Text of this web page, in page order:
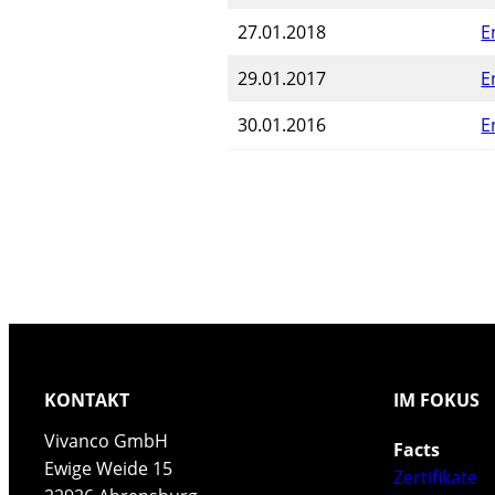
27.01.2018
29.01.2017
30.01.2016
KONTAKT
Vivanco GmbH
Ewige Weide 15
IM FOKUS
Facts
Zertifikate